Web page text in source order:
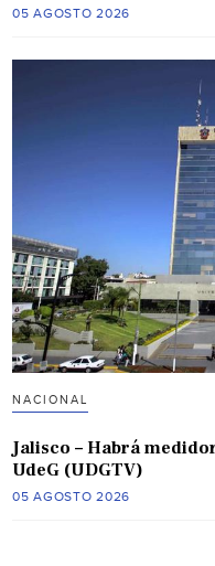
05 AGOSTO 2026
NACIONAL
Jalisco – Habrá
UdeG (UDGTV)
05 AGOSTO 2026